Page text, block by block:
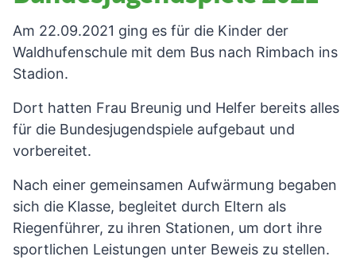
Am 22.09.2021 ging es für die Kinder der
Waldhufenschule mit dem Bus nach Rimbach ins
Stadion.
Dort hatten Frau Breunig und Helfer bereits alles
für die Bundesjugendspiele aufgebaut und
vorbereitet.
Nach einer gemeinsamen Aufwärmung begaben
sich die Klasse, begleitet durch Eltern als
Riegenführer, zu ihren Stationen, um dort ihre
sportlichen Leistungen unter Beweis zu stellen.